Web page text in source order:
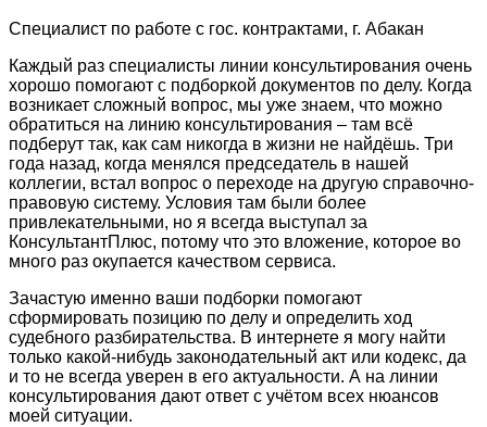
Специалист по работе с гос. контрактами, г. Абакан
Каждый раз специалисты линии консультирования очень
хорошо помогают с подборкой документов по делу. Когда
возникает сложный вопрос, мы уже знаем, что можно
обратиться на линию консультирования – там всё
подберут так, как сам никогда в жизни не найдёшь. Три
года назад, когда менялся председатель в нашей
коллегии, встал вопрос о переходе на другую справочно-
правовую систему. Условия там были более
привлекательными, но я всегда выступал за
КонсультантПлюс, потому что это вложение, которое во
много раз окупается качеством сервиса.
Зачастую именно ваши подборки помогают
сформировать позицию по делу и определить ход
судебного разбирательства. В интернете я могу найти
только какой-нибудь законодательный акт или кодекс, да
и то не всегда уверен в его актуальности. А на линии
консультирования дают ответ с учётом всех нюансов
моей ситуации.